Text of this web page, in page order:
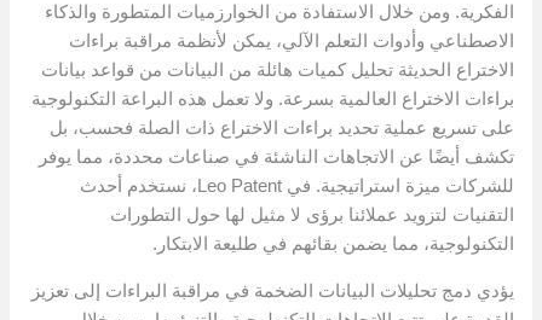
الفكرية. ومن خلال الاستفادة من الخوارزميات المتطورة والذكاء
الاصطناعي وأدوات التعلم الآلي، يمكن لأنظمة مراقبة براءات
الاختراع الحديثة تحليل كميات هائلة من البيانات من قواعد بيانات
براءات الاختراع العالمية بسرعة. ولا تعمل هذه البراعة التكنولوجية
على تسريع عملية تحديد براءات الاختراع ذات الصلة فحسب، بل
تكشف أيضًا عن الاتجاهات الناشئة في صناعات محددة، مما يوفر
للشركات ميزة استراتيجية. في Leo Patent، نستخدم أحدث
التقنيات لتزويد عملائنا برؤى لا مثيل لها حول التطورات
التكنولوجية، مما يضمن بقائهم في طليعة الابتكار.
يؤدي دمج تحليلات البيانات الضخمة في مراقبة البراءات إلى تعزيز